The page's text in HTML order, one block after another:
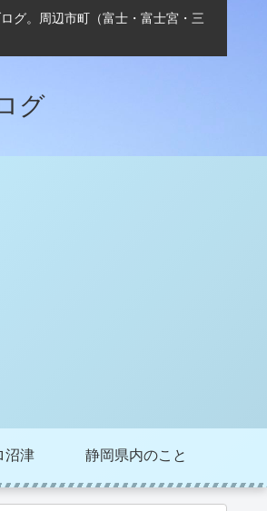
グ。周辺市町（富士・富士宮・三
グ
沼津 静岡県内のこと